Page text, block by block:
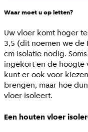
Waar moet u op letten?
Uw vloer komt hoger
3,5 (dit noemen we de
cm isolatie nodig.
ingekort en de hoogte
kunt er ook voor
brengen, maar hoe
vloer isoleert.
Een houten vloer